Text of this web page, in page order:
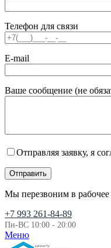
Телефон для связи
E-mail
Ваше сообщение (не
Отправляя заявку, я
Мы перезвоним в
+7 993 261-84-89
Пн-ВС 10:00 - 20:00
Меню